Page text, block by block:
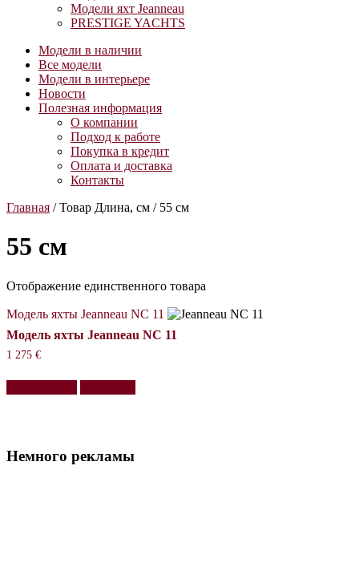
Модели яхт Jeanneau
PRESTIGE YACHTS
Модели в наличии
Все модели
Модели в интерьере
Новости
Полезная информация
О компании
Подход к работе
Покупка в кредит
Оплата и доставка
Контакты
Главная / Товар Длина, см / 55 см
55 см
Отображение единственного товара
Модель яхты Jeanneau NC 11
Модель яхты Jeanneau NC 11
1 275 €
Немного рекламы